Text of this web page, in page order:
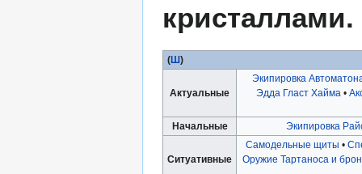
кристаллами.
(Ш)
Актуальные
Экипировка
Эдда Гласт Хайма •
Начальные Экипировка
Ситуативные
Самодельные щиты •
Оружие Тартаноса и